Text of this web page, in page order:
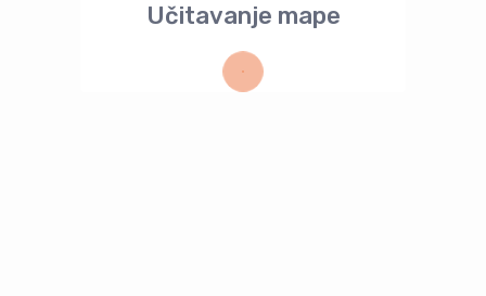
Učitavanje mape